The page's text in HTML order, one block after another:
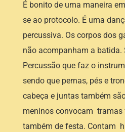
É bonito de uma maneira
se ao protocolo. É uma
percussiva. Os corpos dos
não acompanham a batida.
Percussão que faz o
sendo que pernas, pés e
cabeça e juntas também
meninos convocam tramas
também de festa. Contam